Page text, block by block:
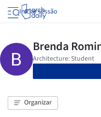
Iniciar sessão
Organizar